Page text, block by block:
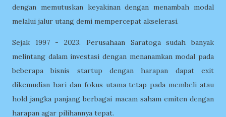
dengan memutuskan keyakinan dengan menambah modal
melalui jalur utang demi mempercepat akselerasi.
Sejak 1997 - 2023. Perusahaan Saratoga sudah banyak
melintang dalam investasi dengan menanamkan modal pada
beberapa bisnis startup dengan harapan dapat exit
dikemudian hari dan fokus utama tetap pada membeli atau
hold jangka panjang berbagai macam saham emiten dengan
harapan agar pilihannya tepat.